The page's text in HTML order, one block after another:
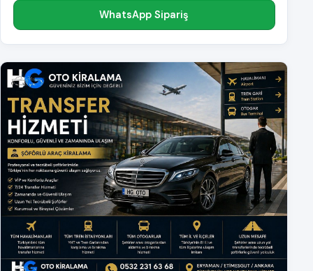
WhatsApp Sipariş